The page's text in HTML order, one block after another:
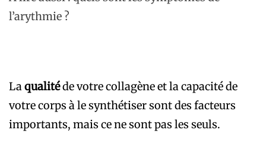
l’arythmie ?
Laqualitéde votre collagène et la capacité de
votre corps à le synthétiser sont des facteurs
importants, mais ce ne sont pas les seuls.